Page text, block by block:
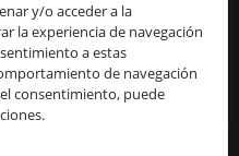
y/o acceder a la
la experiencia de navegación
a estas
de navegación
consentimiento, puede